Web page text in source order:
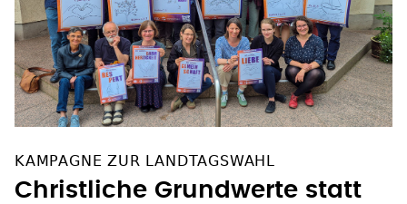
KAMPAGNE ZUR LANDTAGSWAHL
Christliche Grundwerte statt